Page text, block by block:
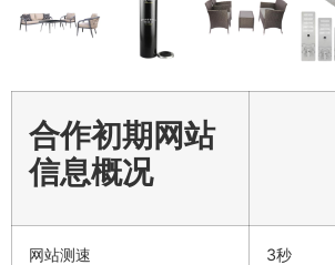
合作初期网站
信息概况
网站测速 3秒